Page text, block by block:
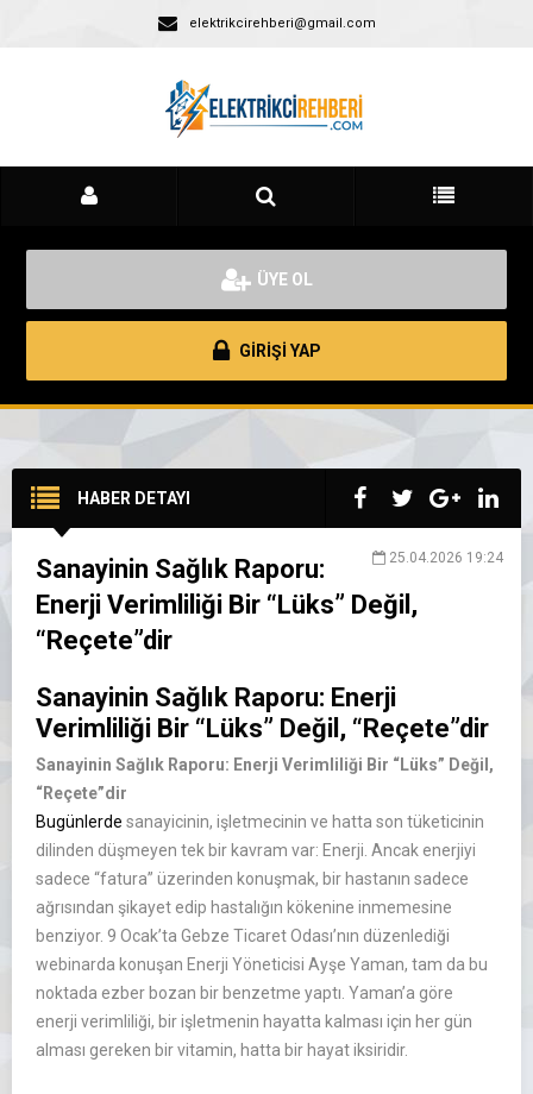
elektrikcirehberi@gmail.com
ÜYE OL
GİRİŞİ YAP
HABER DETAYI
25.04.2026 19:24
Sanayinin Sağlık Raporu:
Enerji Verimliliği Bir “Lüks” Değil,
“Reçete”dir
Sanayinin Sağlık Raporu: Enerji
Verimliliği Bir “Lüks” Değil, “Reçete”dir
Sanayinin Sağlık Raporu: Enerji Verimliliği Bir “Lüks” Değil,
“Reçete”dir
Bugünlerde sanayicinin, işletmecinin ve hatta son tüketicinin
dilinden düşmeyen tek bir kavram var: Enerji. Ancak enerjiyi
sadece “fatura” üzerinden konuşmak, bir hastanın sadece
ağrısından şikayet edip hastalığın kökenine inmemesine
benziyor. 9 Ocak’ta Gebze Ticaret Odası’nın düzenlediği
webinarda konuşan Enerji Yöneticisi Ayşe Yaman, tam da bu
noktada ezber bozan bir benzetme yaptı. Yaman’a göre
enerji verimliliği, bir işletmenin hayatta kalması için her gün
alması gereken bir vitamin, hatta bir hayat iksiridir.